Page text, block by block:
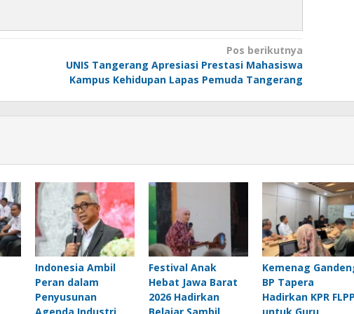
Pos berikutnya
UNIS Tangerang Apresiasi Prestasi Mahasiswa
Kampus Kehidupan Lapas Pemuda Tangerang
Indonesia Ambil
Peran dalam
Penyusunan
Festival Anak
Hebat Jawa Barat
2026 Hadirkan
Kemenag
BP Tapera
Hadirkan KPR